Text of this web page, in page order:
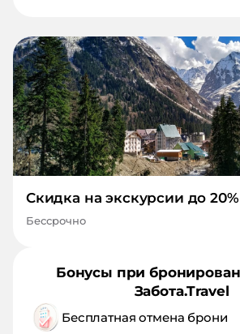
Скидка на экскурсии до 20%
Бессрочно
Бонусы при
Забота.Travel
Бесплатная отмена брони